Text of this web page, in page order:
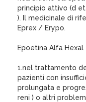
principio attivo (d
). Il medicinale di
Eprex / Erypo.
Epoetina Alfa
1.nel trattamento
pazienti con
prolungata e
reni ) o altri